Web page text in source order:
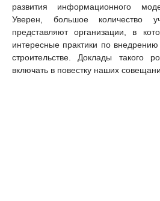
развития информационного
Уверен, большое количество
представляют организации, в
интересные практики по
строительстве. Доклады такого
включать в повестку наших